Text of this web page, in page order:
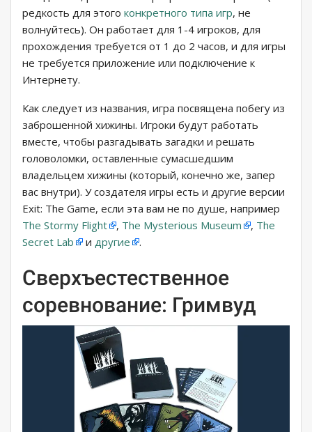
редкость для этого конкретного типа игр, не
волнуйтесь). Он работает для 1-4 игроков, для
прохождения требуется от 1 до 2 часов, и для игры
не требуется приложение или подключение к
Интернету.
Как следует из названия, игра посвящена побегу из
заброшенной хижины. Игроки будут работать
вместе, чтобы разгадывать загадки и решать
головоломки, оставленные сумасшедшим
владельцем хижины (который, конечно же, запер
вас внутри). У создателя игры есть и другие версии
Exit: The Game, если эта вам не по душе, например
The Stormy Flight
, The Mysterious Museum , The
Secret Lab
и другие .
Сверхъестественное
соревнование: Гримвуд